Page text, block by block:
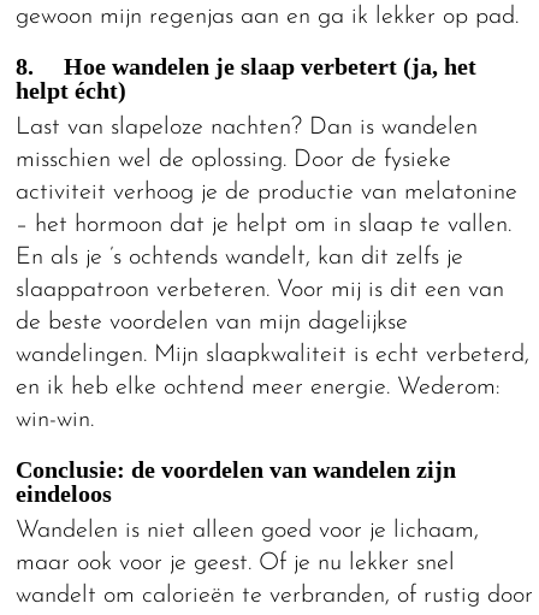
gewoon mijn regenjas aan en ga ik lekker op pad.
8. Hoe wandelen je slaap verbetert (ja, het
helpt écht)
Last van slapeloze nachten? Dan is wandelen
misschien wel de oplossing. Door de fysieke
activiteit verhoog je de productie van melatonine
– het hormoon dat je helpt om in slaap te vallen.
En als je ’s ochtends wandelt, kan dit zelfs je
slaappatroon verbeteren. Voor mij is dit een van
de beste voordelen van mijn dagelijkse
wandelingen. Mijn slaapkwaliteit is echt verbeterd,
en ik heb elke ochtend meer energie. Wederom:
win-win.
Conclusie: de voordelen van wandelen zijn
eindeloos
Wandelen is niet alleen goed voor je lichaam,
maar ook voor je geest. Of je nu lekker snel
wandelt om calorieën te verbranden, of rustig door